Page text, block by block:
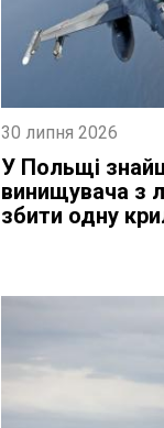
30 липня 2026
У Польщі
винищувача з
збити одну